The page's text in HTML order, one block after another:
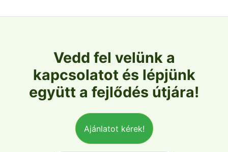
Vedd fel velünk a
kapcsolatot és lépjünk
együtt a fejlődés útjára!
Ajánlatot kérek!